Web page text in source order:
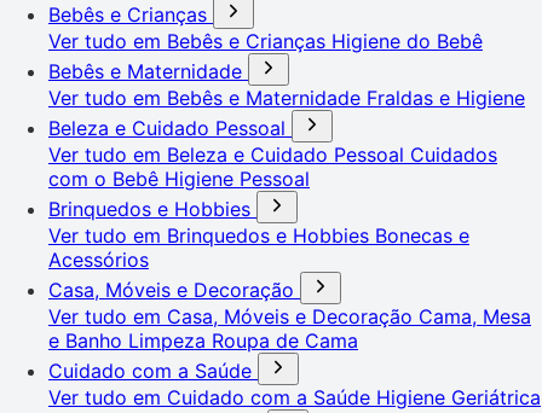
Bebês e Crianças
Ver tudo em Bebês e Crianças Higiene do Bebê
Bebês e Maternidade
Ver tudo em Bebês e Maternidade Fraldas e Higiene
Beleza e Cuidado Pessoal
Ver tudo em Beleza e Cuidado Pessoal Cuidados
com o Bebê Higiene Pessoal
Brinquedos e Hobbies
Ver tudo em Brinquedos e Hobbies Bonecas e
Acessórios
Casa, Móveis e Decoração
Ver tudo em Casa, Móveis e Decoração Cama, Mesa
e Banho Limpeza Roupa de Cama
Cuidado com a Saúde
Ver tudo em Cuidado com a Saúde Higiene Geriátrica